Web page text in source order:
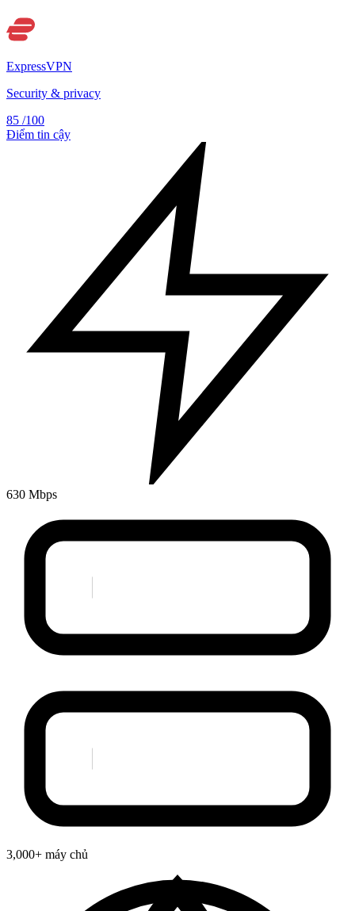
ExpressVPN
Security & privacy
85 /100
Điểm tin cậy
630 Mbps
3,000+ máy chủ